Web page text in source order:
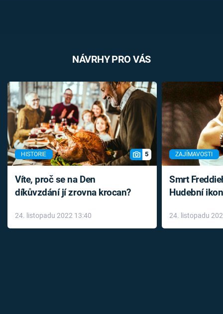
NÁVRHY PRO VÁS
HISTORIE 5
Víte, proč se na Den
díkůvzdání jí zrovna krocan?
24. listopadu 2022 13:40
ZAJÍMAVOSTI
Smrt
Hudební
léky
24. listopadu